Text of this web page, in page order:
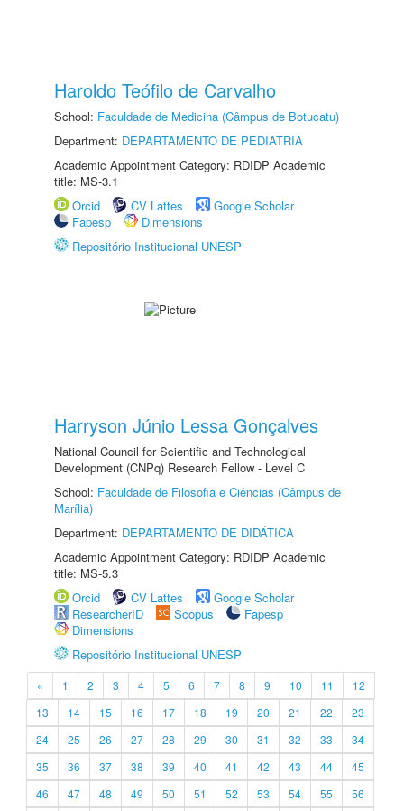
Haroldo Teófilo de Carvalho
School: Faculdade de Medicina (Câmpus de Botucatu)
Department: DEPARTAMENTO DE PEDIATRIA
Academic Appointment Category: RDIDP Academic
title: MS-3.1
Orcid
CV Lattes
Google Scholar
Fapesp
Dimensions
Repositório Institucional UNESP
Harryson Júnio Lessa Gonçalves
National Council for Scientific and Technological
Development (CNPq) Research Fellow - Level C
School: Faculdade de Filosofia e Ciências (Câmpus de
Marília)
Department: DEPARTAMENTO DE DIDÁTICA
Academic Appointment Category: RDIDP Academic
title: MS-5.3
Orcid
CV Lattes
Google Scholar
ResearcherID
Scopus
Fapesp
Dimensions
Repositório Institucional UNESP
« 1 2 3 4 5 6 7 8 9 10 11
12
13
14 15 16 17 18 19 20 21 22
23
24
25 26 27 28 29 30 31 32 33
34
35
36 37 38 39 40 41 42 43 44
45
46
47 48 49 50 51 52 53 54 55
56